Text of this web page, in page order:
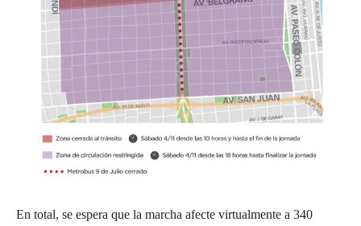
En total, se espera que la marcha afecte virtualmente a 340